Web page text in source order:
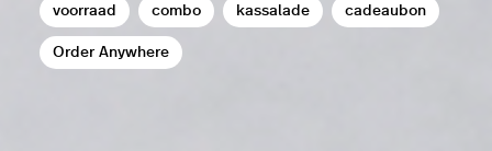
voorraad combo kassalade cadeaubon
Order Anywhere